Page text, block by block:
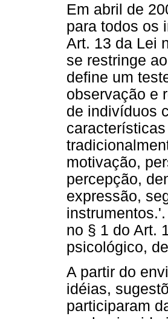
Em abril de
para todos os
Art. 13 da Lei
se restringe
define um
observação e
de indivíduos
motivação,
percepção,
expressão,
no § 1 do Art.
psicológico,
A partir do
idéias,
participaram